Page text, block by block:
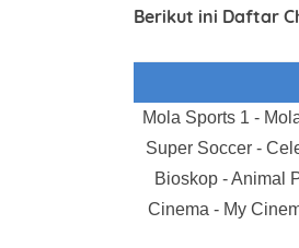
Berikut ini Daftar
Mola Sports 1 -
Super Soccer -
Bioskop - Animal
Cinema - My